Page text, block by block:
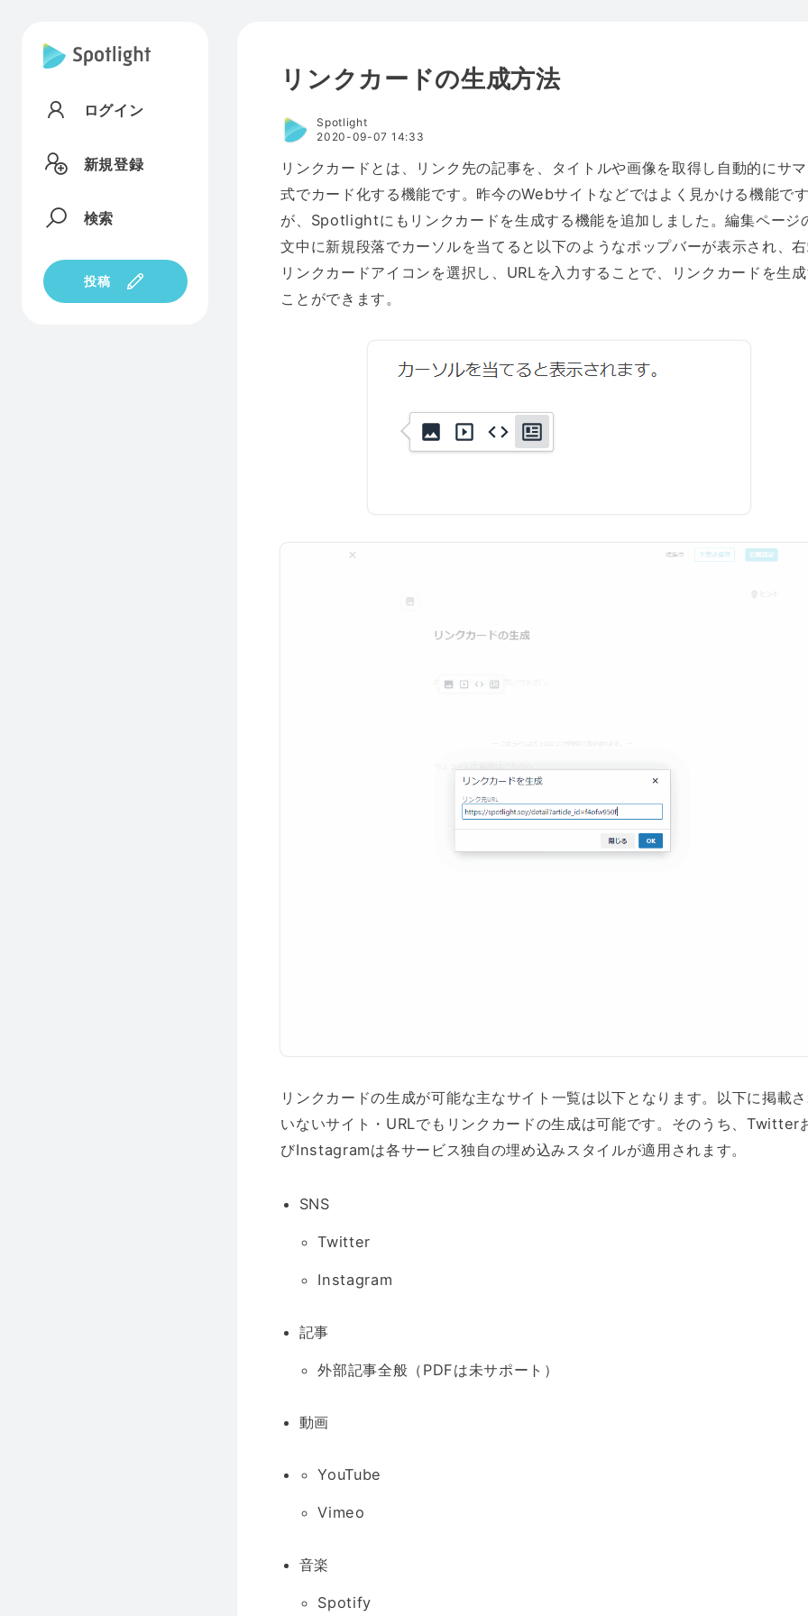
ログイン
新規登録
検索
投稿
リンクカードの生成方法
Spotlight
2020-09-07 14:33
リンクカードとは、リンク先の記事を、タイトルや画像を取得し自動的にサ
式でカード化する機能です。昨今のWebサイトなどではよく見かける機能です
が、Spotlightにもリンクカードを生成する機能を追加しました。編集ページ
文中に新規段落でカーソルを当てると以下のようなポップバーが表示され、
リンクカードアイコンを選択し、URLを入力することで、リンクカードを生
ことができます。
リンクカードの生成が可能な主なサイト一覧は以下となります。以下に掲載
いないサイト・URLでもリンクカードの生成は可能です。そのうち、Twitter
びInstagramは各サービス独自の埋め込みスタイルが適用されます。
SNS
Twitter
Instagram
記事
外部記事全般（PDFは未サポート）
動画
YouTube
Vimeo
音楽
Spotify